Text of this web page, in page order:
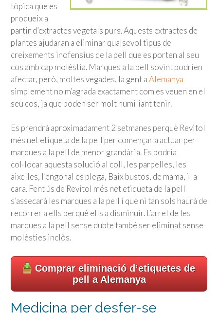
tòpica que es
produeix a
partir d’extractes vegetals purs. Aquests extractes de
plantes ajudaran a eliminar qualsevol tipus de
creixements inofensius de la pell que es porten al seu
cos amb cap molèstia. Marques a la pell sovint podrien
afectar, però, moltes vegades, la gent aAlemanya
simplement no m’agrada exactament com es veuen en el
seu cos, ja que poden ser molt humiliant tenir.
Es prendrà aproximadament 2 setmanes perquè Revitol
més net etiqueta de la pell per començar a actuar per
marques a la pell de menor grandària. Es podria
col·locar aquesta solució al coll, les parpelles, les
aixelles, l’engonal es plega, Baix bustos, de mama, i la
cara. Fent ús de Revitol més net etiqueta de la pell
s’assecarà les marques a la pell i que ni tan sols haurà de
recórrer a ells perquè ells a disminuir. L’arrel de les
marques a la pell sense dubte també ser eliminat sense
molèsties inclòs.
Comprar eliminació d’etiquetes de
pell a Alemanya
Medicina per desfer-se